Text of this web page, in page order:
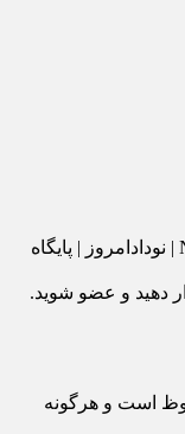
با عضویت در خبرنامه سایت " NodadEmrooz | نودادامروز | پايگاه
دهید و عضو شوید.
است و هرگونه